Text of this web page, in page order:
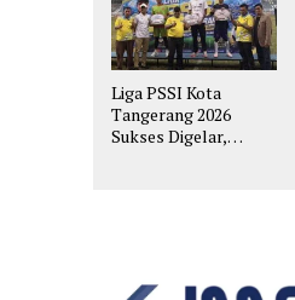
Liga PSSI Kota
Tangerang 2026
Sukses Digelar,